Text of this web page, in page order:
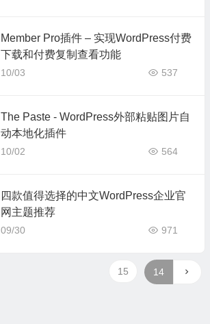
Member Pro插件 – 实现WordPress付费
下载和付费复制查看功能
10/03 537
The Paste - WordPress外部粘贴图片自
动本地化插件
10/02 564
四款值得选择的中文WordPress企业官
网主题推荐
09/30 971
15